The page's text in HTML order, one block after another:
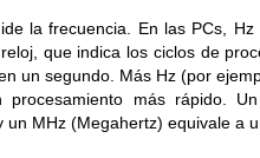
la frecuencia. En las PCs,
que indica los ciclos de
un segundo. Más Hz (por
procesamiento más rápido.
un MHz (Megahertz) equivale a
innovadoras de aprendizaje...